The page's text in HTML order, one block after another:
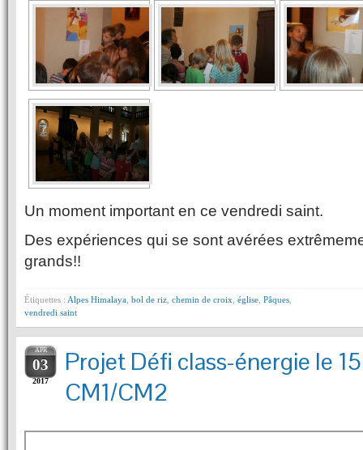
Un moment important en ce vendredi saint.
Des expériences qui se sont avérées
grands!!
Étiquettes : Alpes Himalaya bol de riz chemin de croix église Pâques
vendredi saint
APR
03
2017
Projet Défi class-énergie le
CM1/CM2